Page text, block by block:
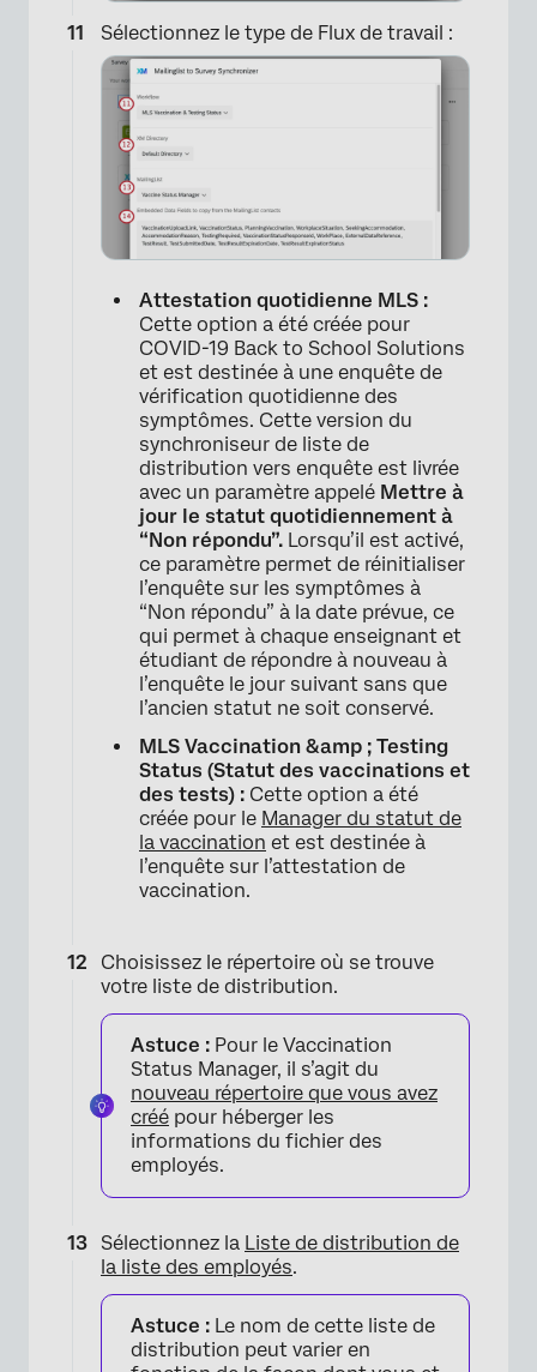
×
Sélectionnez le type de Flux de travail :
Attestation quotidienne MLS :
Cette option a été créée pour
COVID-19 Back to School Solutions
et est destinée à une enquête de
vérification quotidienne des
symptômes. Cette version du
synchroniseur de liste de
distribution vers enquête est livrée
avec un paramètre appelé Mettre à
jour le statut quotidiennement à
“Non répondu”. Lorsqu’il est activé,
ce paramètre permet de réinitialiser
l’enquête sur les symptômes à
“Non répondu” à la date prévue, ce
qui permet à chaque enseignant et
étudiant de répondre à nouveau à
l’enquête le jour suivant sans que
l’ancien statut ne soit conservé.
MLS Vaccination &amp ; Testing
Status (Statut des vaccinations et
des tests) : Cette option a été
créée pour le Manager du statut de
la vaccination et est destinée à
l’enquête sur l’attestation de
vaccination.
Choisissez le répertoire où se trouve
votre liste de distribution.
Astuce : Pour le Vaccination
Status Manager, il s’agit du
nouveau répertoire que vous avez
créé pour héberger les
informations du fichier des
employés.
Sélectionnez la Liste de distribution de
la liste des employés.
Astuce : Le nom de cette liste de
distribution peut varier en